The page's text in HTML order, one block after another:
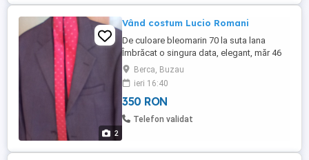
2
Vând costum Lucio Romani
De culoare bleomarin 70 la suta lana
Îmbrăcat o singura data, elegant, măr 46
Berca, Buzau
ieri 16:40
350 RON
Telefon validat